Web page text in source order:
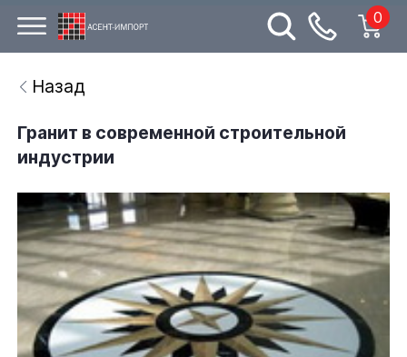
0
Назад
Гранит в современной строительной
индустрии